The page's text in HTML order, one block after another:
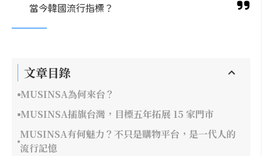
當今韓國流行指標？
文章目錄
MUSINSA為何來台？
MUSINSA插旗台灣，目標五年拓展 15 家門市
MUSINSA有何魅力？不只是購物平台，是一代人的
流行記憶